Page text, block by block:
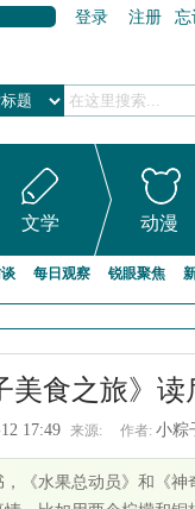
登录 注册 忘
文学 动漫
每日观察 锐眼聚焦
美食之旅》读
17:49 来源: 作者: 小
《水果总动员》和《